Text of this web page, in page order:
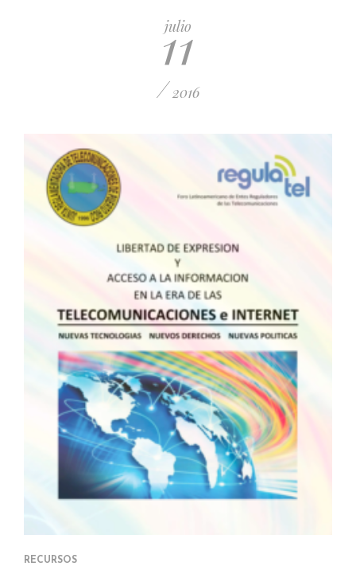
julio
11
/ 2016
RECURSOS